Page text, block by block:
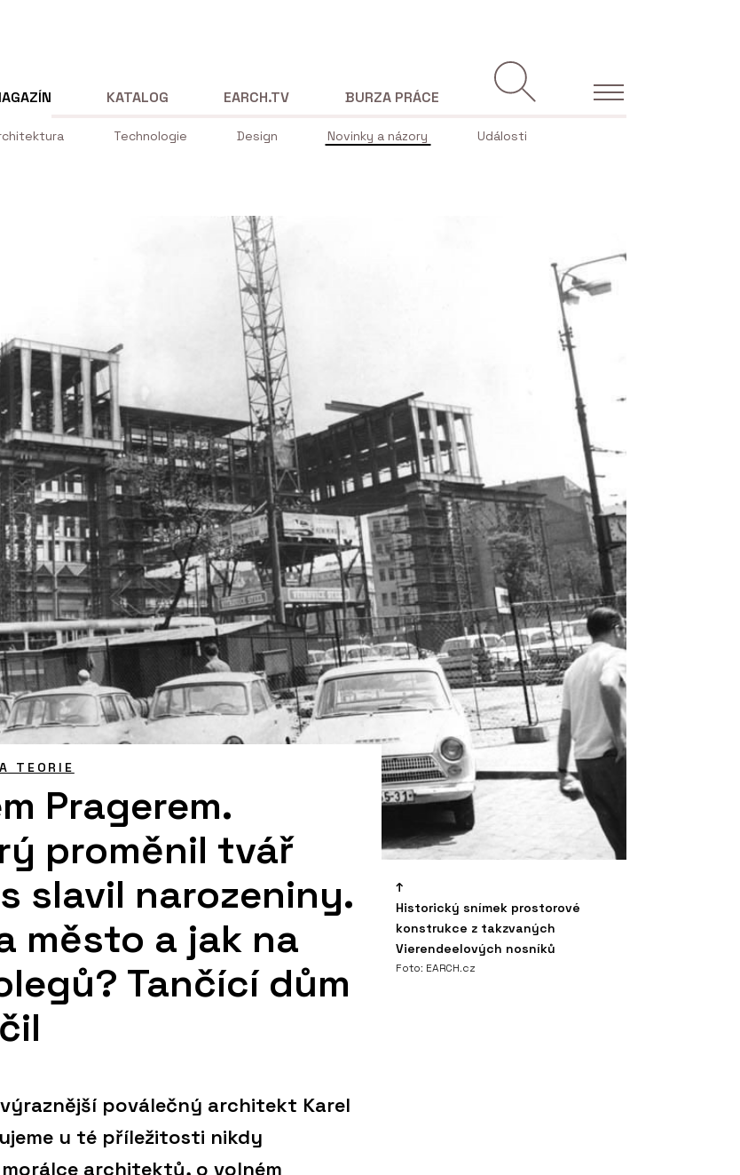
Technologie Design Novinky a názory Události
KATALOG EARCH.TV BURZA PRÁCE
Historický snímek prostorové
konstrukce z takzvaných
Vierendeelových nosníků
Foto: EARCH.cz
TEORIE
Pragerem.
proměnil tvář
slavil narozeniny.
město a jak na
Tančící dům
poválečný architekt Karel
u té příležitosti nikdy
architektů, o volném